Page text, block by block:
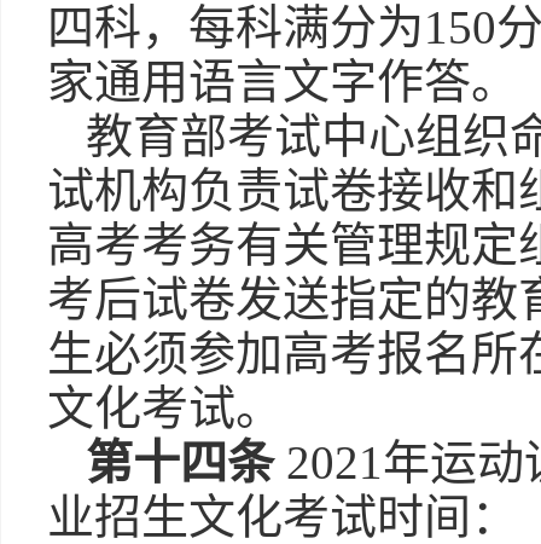
四科，每科满分为150
家通用语言文字作答。
教育部考试中心组织
试机构负责试卷接收和
高考考务有关管理规定
考后试卷发送指定的教
生必须参加高考报名所
文化考试。
第十四条2021年运动
业招生文化考试时间：